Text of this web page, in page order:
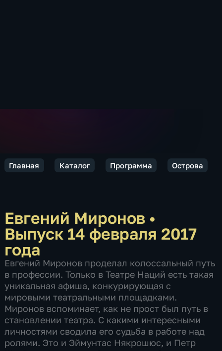
Главная Каталог Программа Острова
Евгений Миронов •
Выпуск 14 февраля 2017
года
Евгений Миронов проделал колоссальный путь
в профессии. Только в Театре Наций есть такая
уникальная афиша, конкурирующая с
мировыми театральными площадками.
Миронов вспоминает, как не прост был путь в
становлении театра. С какими интересными
личностями сводила его судьба в работе над
ролями. Это и Эймунтас Някрошюс, и Петр